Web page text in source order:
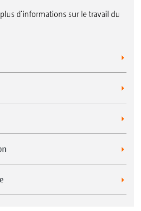
d'informations sur le travail du